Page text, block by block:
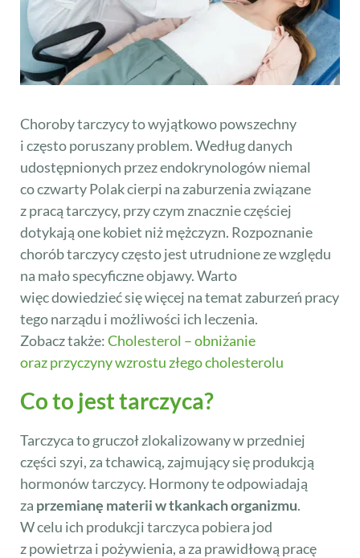
Choroby tarczycy to wyjątkowo powszechny
i często poruszany problem. Według danych
udostępnionych przez endokrynologów niemal
co czwarty Polak cierpi na zaburzenia związane
z pracą tarczycy, przy czym znacznie częściej
dotykają one kobiet niż mężczyzn. Rozpoznanie
chorób tarczycy często jest utrudnione ze względu
na mało specyficzne objawy. Warto
więc dowiedzieć się więcej na temat zaburzeń pracy
tego narządu i możliwości ich leczenia.
Zobacz także:Cholesterol – obniżanie
oraz przyczyny wzrostu złego cholesterolu
Co to jest tarczyca?
Tarczyca to gruczoł zlokalizowany w przedniej
części szyi, za tchawicą, zajmujący się produkcją
hormonów tarczycy. Hormony te odpowiadają
za przemianę materii w tkankach organizmu.
W celu ich produkcji tarczyca pobiera jod
z powietrza i pożywienia, a za prawidłową pracę